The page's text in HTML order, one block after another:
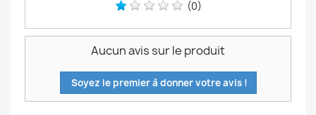
(0)
Aucun avis sur le produit
Soyez le premier à donner votre avis !